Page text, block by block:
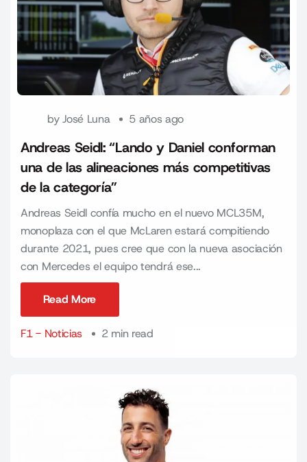
byJosé Luna 5 años ago
Andreas Seidl: “Lando y Daniel conforman
una de las alineaciones más competitivas
de la categoría”
Andreas Seidl confía mucho en el nuevo MCL35M,
monoplaza con el que McLaren estará compitiendo
durante 2021, pues cree que con la nueva asociación
con Mercedes el equipo tendrá ese...
Read More
F1 - Noticias
2 min read